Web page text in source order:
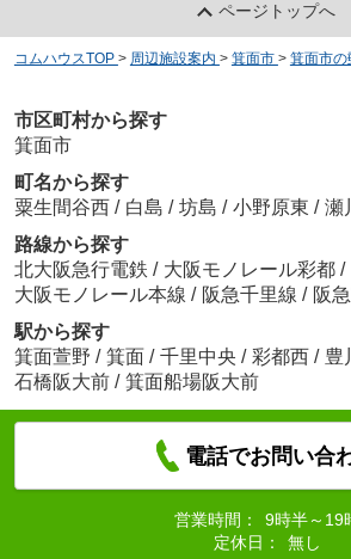
ページトップへ
コムハウスTOP > 周辺施設案内 > 箕面市 > 箕面市の
市区町村から探す
箕面市
町名から探す
粟生間谷西 / 白島 / 坊島 / 小野原東 / 瀬
路線から探す
北大阪急行電鉄 / 大阪モノレール彩都 /
大阪モノレール本線 / 阪急千里線 / 阪
駅から探す
箕面萱野 / 箕面 / 千里中央 / 彩都西 / 豊
石橋阪大前 / 箕面船場阪大前
電話でお問い合
営業時間：
9時半～19
定休日：
無し